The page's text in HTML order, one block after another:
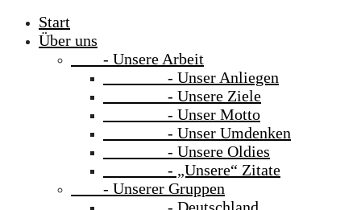
Start
Über uns
- Unsere Arbeit
- Unser Anliegen
- Unsere Ziele
- Unser Motto
- Unser Umdenken
- Unsere Oldies
- „Unsere“ Zitate
- Unserer Gruppen